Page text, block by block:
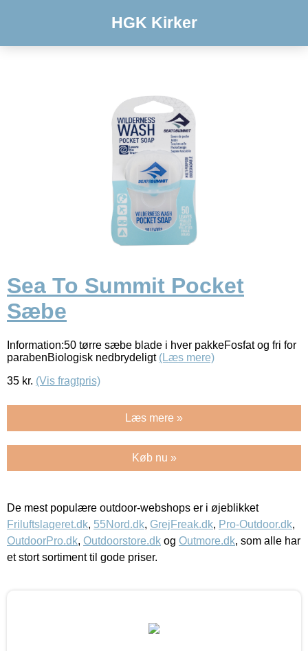
HGK Kirker
Sea To Summit Pocket
Sæbe
Information:50 tørre sæbe blade i hver pakkeFosfat og fri for
parabenBiologisk nedbrydeligt (Læs mere)
35 kr. (Vis fragtpris)
Læs mere »
Køb nu »
De mest populære outdoor-webshops er i øjeblikket
Friluftslageret.dk, 55Nord.dk, GrejFreak.dk, Pro-Outdoor.dk,
OutdoorPro.dk, Outdoorstore.dk og Outmore.dk, som alle har
et stort sortiment til gode priser.